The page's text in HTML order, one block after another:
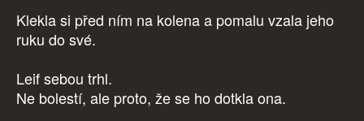
Klekla si před ním na kolena a pomalu vzala jeho
ruku do své.
Leif sebou trhl.
Ne bolestí, ale proto, že se ho dotkla ona.